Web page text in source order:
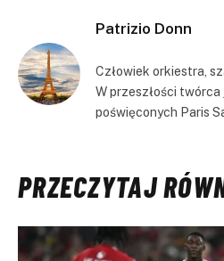
Patrizio Donn
Człowiek orkiestra,
W przeszłości
poświęconych Paris
PRZECZYTAJ